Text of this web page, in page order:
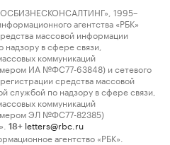
1995–
агентства «РБК»
массовой информации
в сфере связи,
коммуникаций
ИА №ФС77-63848) и сетевого
средства массовой
службой по надзору в сфере связи,
коммуникаций
ЭЛ №ФС77-82385)
18+ letters@rbc.ru
агентство «РБК».